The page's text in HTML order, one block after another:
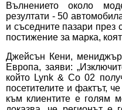
Вълнението около
резултати - 50
и съседните пазари
постижение за марка,
Джейсън Кени,
Европа, заяви:
който Lynk & Co 02
посетителите и фактът,
към клиентите е голям